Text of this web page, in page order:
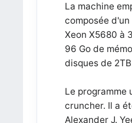
La machine
composée
Xeon X5680 à
96 Go de
disques de
Le programme
cruncher. Il a
Alexander J.